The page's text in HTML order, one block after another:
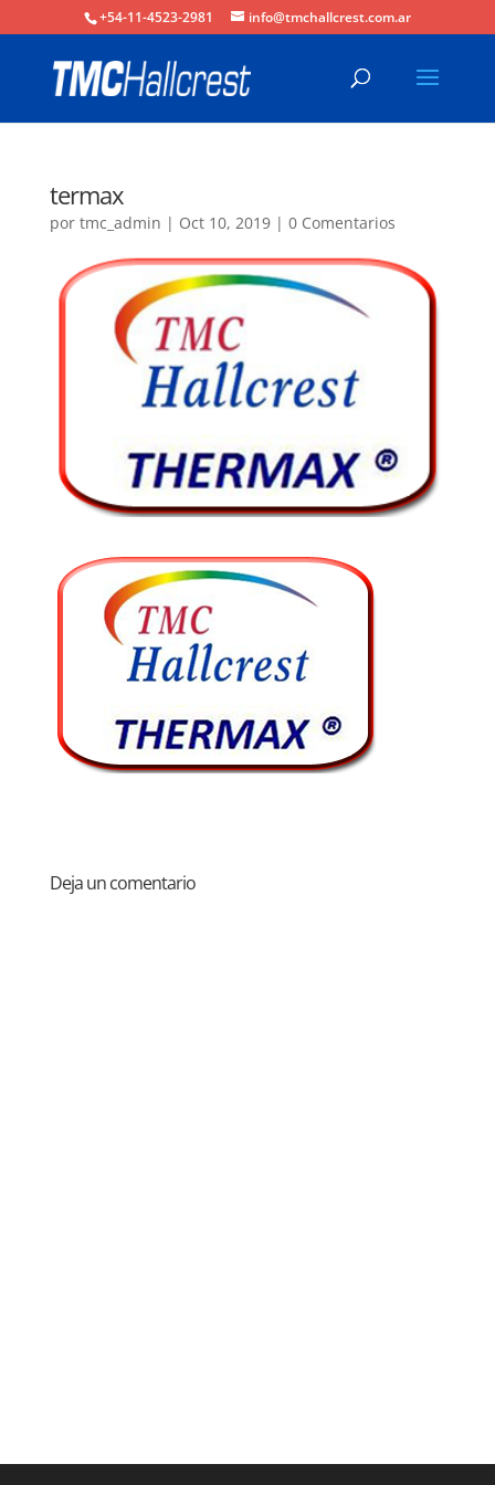
+54-11-4523-2981 info@tmchallcrest.com.ar
termax
por tmc_admin | Oct 10, 2019| 0 Comentarios
Deja un comentario